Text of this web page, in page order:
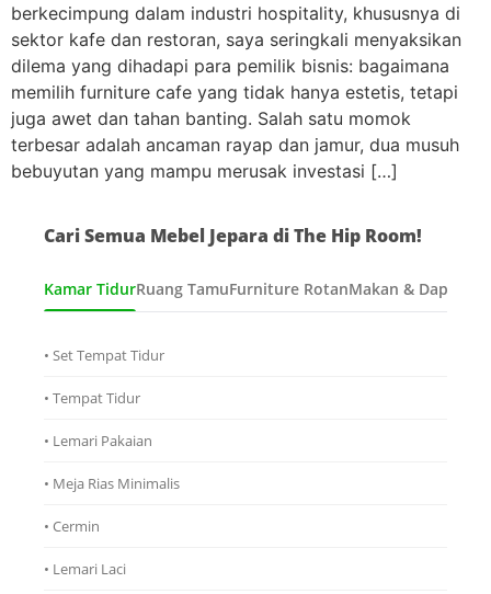
berkecimpung dalam industri hospitality, khususnya di
sektor kafe dan restoran, saya seringkali menyaksikan
dilema yang dihadapi para pemilik bisnis: bagaimana
memilih furniture cafe yang tidak hanya estetis, tetapi
juga awet dan tahan banting. Salah satu momok
terbesar adalah ancaman rayap dan jamur, dua musuh
bebuyutan yang mampu merusak investasi […]
Cari Semua Mebel Jepara di The Hip Room!
Kamar TidurRuang TamuFurniture RotanMakan & Dapur
• Set Tempat Tidur
• Tempat Tidur
• Lemari Pakaian
• Meja Rias Minimalis
• Cermin
• Lemari Laci